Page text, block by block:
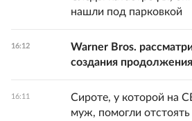
нашли под парковкой
16:12
Warner Bros.
создания
16:11
Сироте, у которой на
муж, помогли